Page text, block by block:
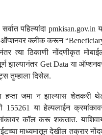
पहिल्यांदा pmkisan.gov.in
ऑप्शनवर क्लीक करून
त्या ठिकाणी नोंदणीकृत
झाल्यानंतर Get Data या
तुम्हाला दिसेल.
जमा न झाल्यास शेतकरी
या हेल्पलाईन
कॉल करू शकतात.
माध्यमातून देखील तक्रार